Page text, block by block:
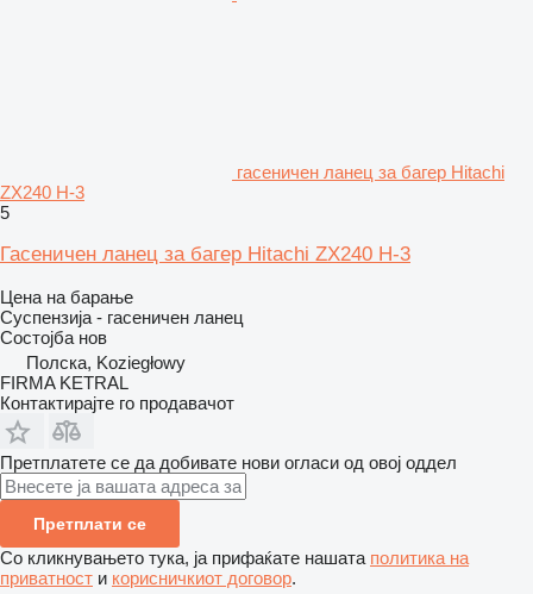
гасеничен ланец за багер Hitachi
ZX240 H-3
5
Гасеничен ланец за багер Hitachi ZX240 H-3
Цена на барање
Суспензија - гасеничен ланец
Состојба нов
Полска, Koziegłowy
FIRMA KETRAL
Контактирајте го продавачот
Претплатете се да добивате нови огласи од овој оддел
Претплати се
Со кликнувањето тука, ја прифаќате нашата политика на
приватност и корисничкиот договор.